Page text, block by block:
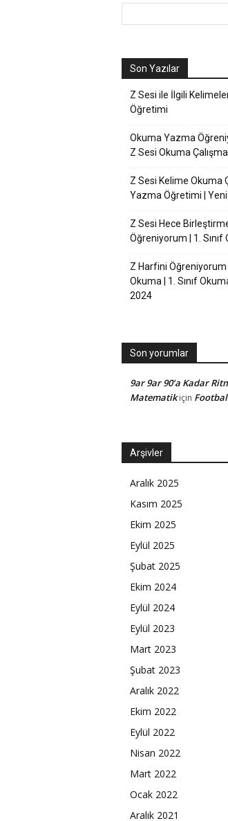
Son Yazılar
Z Sesi ile İlgili
Öğretimi
Okuma Yazma
Z Sesi Okuma
Z Sesi Kelime Okuma
Yazma Öğretimi |
Z Sesi Hece
Öğreniyorum | 1.
Z Harfini Öğreniyorum
Okuma | 1. Sınıf
2024
Son yorumlar
9ar 9ar 90’a Kadar
Matematikiçin
Arşivler
Aralık 2025
Kasım 2025
Ekim 2025
Eylül 2025
Şubat 2025
Ekim 2024
Eylül 2024
Eylül 2023
Mart 2023
Şubat 2023
Aralık 2022
Ekim 2022
Eylül 2022
Nisan 2022
Mart 2022
Ocak 2022
Aralık 2021